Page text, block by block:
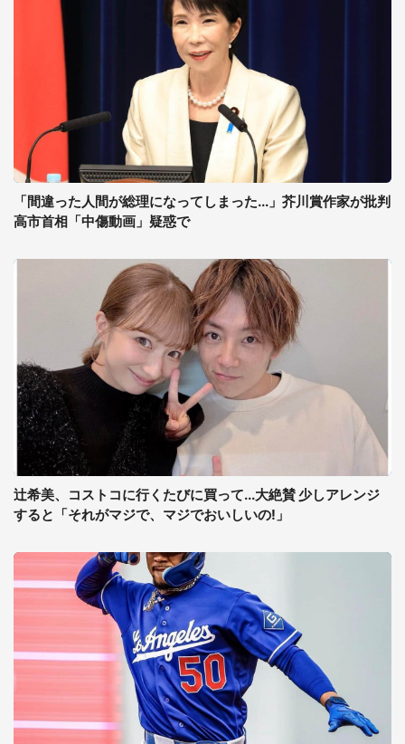
「間違った人間が総理になってしまった...」芥川賞作家が批判
高市首相「中傷動画」疑惑で
辻希美、コストコに行くたびに買って...大絶賛 少しアレンジ
すると「それがマジで、マジでおいしいの!」